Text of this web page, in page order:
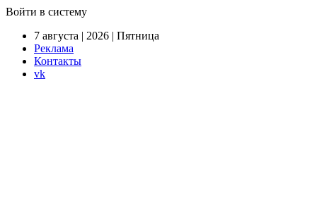
Войти в систему
7 августа | 2026 | Пятница
Реклама
Контакты
vk